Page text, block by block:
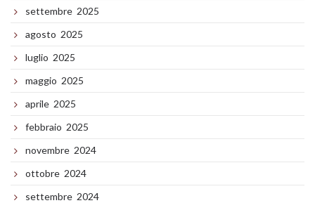
settembre 2025
agosto 2025
luglio 2025
maggio 2025
aprile 2025
febbraio 2025
novembre 2024
ottobre 2024
settembre 2024